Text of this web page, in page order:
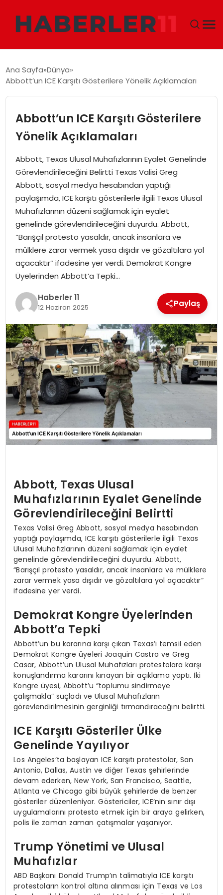
EKONOMI
SIYASET
TEKNOLOJI
YAŞAM
Ana Sayfa Dünya
Abbott’un ICE Karşıtı Gösterilere Yönelik Açıklamaları
Abbott’un ICE Karşıtı Gösterilere
Yönelik Açıklamaları
Abbott, Texas Ulusal Muhafızlarının Eyalet Genelinde
Görevlendirileceğini Belirtti Texas Valisi Greg
Abbott, sosyal medya hesabından yaptığı
paylaşımda, ICE karşıtı gösterilerle ilgili Texas Ulusal
Muhafızlarının düzeni sağlamak için eyalet
genelinde görevlendirileceğini duyurdu. Abbott,
“Barışçıl protesto yasaldır, ancak insanlara ve
mülklere zarar vermek yasa dışıdır ve gözaltılara yol
açacaktır” ifadesine yer verdi. Demokrat Kongre
Üyelerinden Abbott’a Tepki…
Haberler 11
12 Haziran 2025 Paylaş
Abbott, Texas Ulusal
Muhafızlarının Eyalet Genelinde
Görevlendirileceğini Belirtti
Texas Valisi Greg Abbott, sosyal medya hesabından
yaptığı paylaşımda, ICE karşıtı gösterilerle ilgili Texas
Ulusal Muhafızlarının düzeni sağlamak için eyalet
genelinde görevlendirileceğini duyurdu. Abbott,
“Barışçıl protesto yasaldır, ancak insanlara ve mülklere
zarar vermek yasa dışıdır ve gözaltılara yol açacaktır”
ifadesine yer verdi.
Demokrat Kongre Üyelerinden
Abbott’a Tepki
Abbott’un bu kararına karşı çıkan Texas’ı temsil eden
Demokrat Kongre üyeleri Joaquin Castro ve Greg
Casar, Abbott’un Ulusal Muhafızları protestolara karşı
konuşlandırma kararını kınayan bir açıklama yaptı. İki
Kongre üyesi, Abbott’u “toplumu sindirmeye
çalışmakla” suçladı ve Ulusal Muhafızların
görevlendirilmesinin gerginliği tırmandıracağını belirtti.
ICE Karşıtı Gösteriler Ülke
Genelinde Yayılıyor
Los Angeles’ta başlayan ICE karşıtı protestolar, San
Antonio, Dallas, Austin ve diğer Texas şehirlerinde
devam ederken, New York, San Francisco, Seattle,
Atlanta ve Chicago gibi büyük şehirlerde de benzer
gösteriler düzenleniyor. Göstericiler, ICE’nin sınır dışı
uygulamalarını protesto etmek için bir araya gelirken,
polis ile zaman zaman çatışmalar yaşanıyor.
Trump Yönetimi ve Ulusal
Muhafızlar
ABD Başkanı Donald Trump’ın talimatıyla ICE karşıtı
protestoların kontrol altına alınması için Texas ve Los